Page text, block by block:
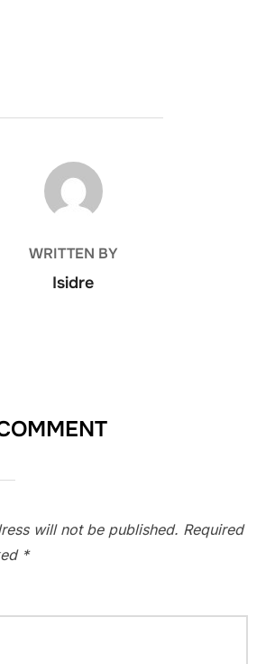
POST AUTHOR
WRITTEN BY
Isidre
will not be published. Required
*